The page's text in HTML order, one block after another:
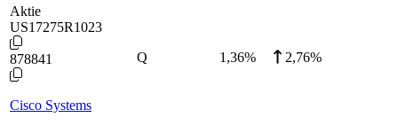
Aktie
US17275R1023
878841
Cisco Systems
Q 1,36% 2,76%